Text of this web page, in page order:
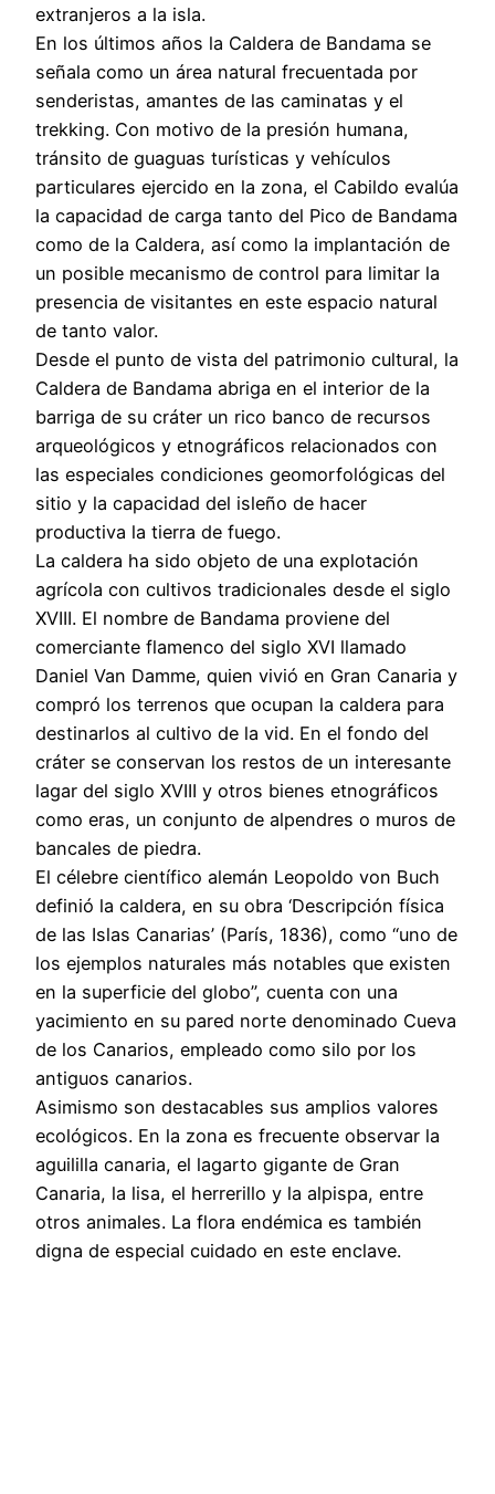
extranjeros a la isla.
En los últimos años la Caldera de Bandama se
señala como un área natural frecuentada por
senderistas, amantes de las caminatas y el
trekking. Con motivo de la presión humana,
tránsito de guaguas turísticas y vehículos
particulares ejercido en la zona, el Cabildo evalúa
la capacidad de carga tanto del Pico de Bandama
como de la Caldera, así como la implantación de
un posible mecanismo de control para limitar la
presencia de visitantes en este espacio natural
de tanto valor.
Desde el punto de vista del patrimonio cultural, la
Caldera de Bandama abriga en el interior de la
barriga de su cráter un rico banco de recursos
arqueológicos y etnográficos relacionados con
las especiales condiciones geomorfológicas del
sitio y la capacidad del isleño de hacer
productiva la tierra de fuego.
La caldera ha sido objeto de una explotación
agrícola con cultivos tradicionales desde el siglo
XVIII. El nombre de Bandama proviene del
comerciante flamenco del siglo XVI llamado
Daniel Van Damme, quien vivió en Gran Canaria y
compró los terrenos que ocupan la caldera para
destinarlos al cultivo de la vid. En el fondo del
cráter se conservan los restos de un interesante
lagar del siglo XVIII y otros bienes etnográficos
como eras, un conjunto de alpendres o muros de
bancales de piedra.
El célebre científico alemán Leopoldo von Buch
definió la caldera, en su obra ‘Descripción física
de las Islas Canarias’ (París, 1836), como “uno de
los ejemplos naturales más notables que existen
en la superficie del globo”, cuenta con una
yacimiento en su pared norte denominado Cueva
de los Canarios, empleado como silo por los
antiguos canarios.
Asimismo son destacables sus amplios valores
ecológicos. En la zona es frecuente observar la
aguililla canaria, el lagarto gigante de Gran
Canaria, la lisa, el herrerillo y la alpispa, entre
otros animales. La flora endémica es también
digna de especial cuidado en este enclave.